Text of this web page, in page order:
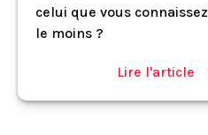
celui que vous connaissez
le moins ?
Lire l'article